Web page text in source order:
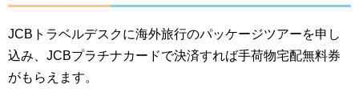
JCBトラベルデスクに海外旅行のパッケージツアーを申し
込み、JCBプラチナカードで決済すれば手荷物宅配無料券
がもらえます。